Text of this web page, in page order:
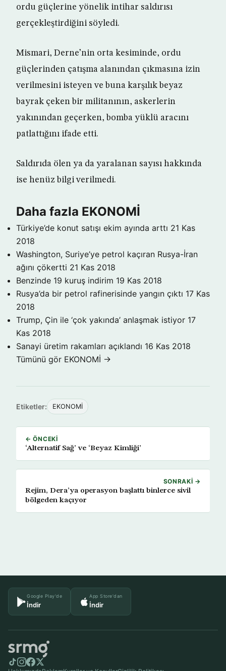
ordu güçlerine yönelik intihar saldırısı
gerçekleştirdiğini söyledi.
Mismari, Derne’nin orta kesiminde, ordu
güçlerinden çatışma alanından çıkmasına izin
verilmesini isteyen ve buna karşılık beyaz
bayrak çeken bir militanının, askerlerin
yakınından geçerken, bomba yüklü aracını
patlattığını ifade etti.
Saldırıda ölen ya da yaralanan sayısı hakkında
ise henüz bilgi verilmedi.
Daha fazla EKONOMİ
Türkiye’de konut satışı ekim ayında arttı 21 Kas
2018
Washington, Suriye’ye petrol kaçıran Rusya-İran
ağını çökertti 21 Kas 2018
Benzinde 19 kuruş indirim 19 Kas 2018
Rusya’da bir petrol rafinerisinde yangın çıktı 17 Kas
2018
Trump, Çin ile ‘çok yakında’ anlaşmak istiyor 17
Kas 2018
Sanayi üretim rakamları açıklandı 16 Kas 2018
Tümünü gör EKONOMİ →
Etiketler: EKONOMİ
← ÖNCEKI
‘Alternatif Sağ’ ve ‘Beyaz Kimliği’
SONRAKI →
Rejim, Dera’ya operasyon başlattı binlerce sivil
bölgeden kaçıyor
Google Play'de
İndir
App Store'dan
İndir